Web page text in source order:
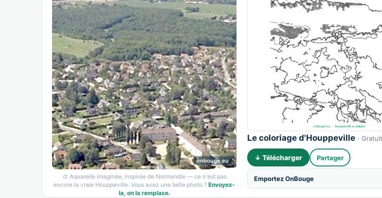
onbouge.eu
🎨 Aquarelle imaginée, inspirée de Normandie — ce n'est pas
encore la vraie Houppeville. Vous avez une belle photo ? Envoyez-
la, on la remplace.
Le coloriage d'Houppeville ·
↓ Télécharger Partager
Emportez OnBouge